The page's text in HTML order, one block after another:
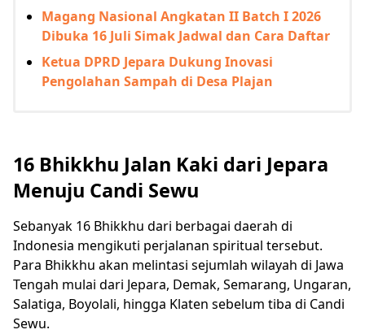
Magang Nasional Angkatan II Batch I 2026
Dibuka 16 Juli Simak Jadwal dan Cara Daftar
Ketua DPRD Jepara Dukung Inovasi
Pengolahan Sampah di Desa Plajan
16 Bhikkhu Jalan Kaki dari Jepara
Menuju Candi Sewu
Sebanyak 16 Bhikkhu dari berbagai daerah di
Indonesia mengikuti perjalanan spiritual tersebut.
Para Bhikkhu akan melintasi sejumlah wilayah di Jawa
Tengah mulai dari Jepara, Demak, Semarang, Ungaran,
Salatiga, Boyolali, hingga Klaten sebelum tiba di Candi
Sewu.